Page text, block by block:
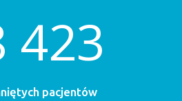
423
pacjentów